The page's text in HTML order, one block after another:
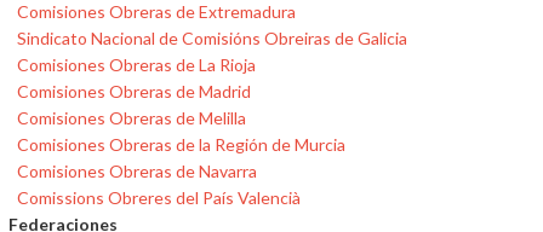
Comisiones Obreras de Extremadura
Sindicato Nacional de Comisións Obreiras de Galicia
Comisiones Obreras de La Rioja
Comisiones Obreras de Madrid
Comisiones Obreras de Melilla
Comisiones Obreras de la Región de Murcia
Comisiones Obreras de Navarra
Comissions Obreres del País Valencià
Federaciones